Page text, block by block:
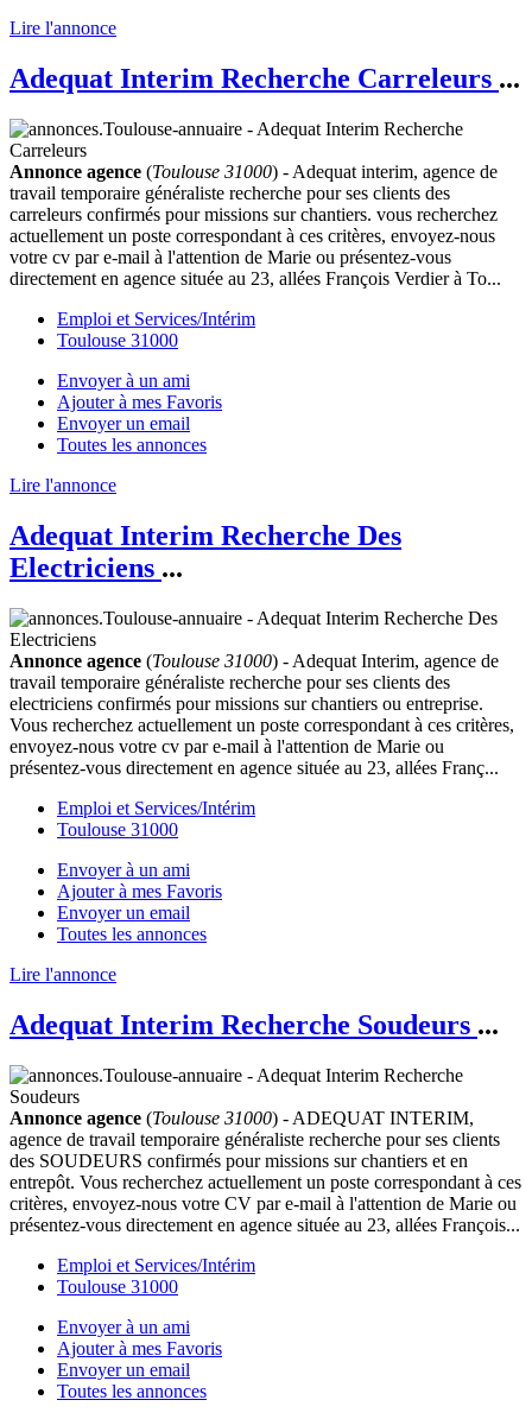
Lire l'annonce
Adequat Interim Recherche Carreleurs ...
Annonce agence (Toulouse 31000) - Adequat interim, agence de
travail temporaire généraliste recherche pour ses clients des
carreleurs confirmés pour missions sur chantiers. vous recherchez
actuellement un poste correspondant à ces critères, envoyez-nous
votre cv par e-mail à l'attention de Marie ou présentez-vous
directement en agence située au 23, allées François Verdier à To...
Emploi et Services/Intérim
Toulouse 31000
Envoyer à un ami
Ajouter à mes Favoris
Envoyer un email
Toutes les annonces
Lire l'annonce
Adequat Interim Recherche Des
Electriciens ...
Annonce agence (Toulouse 31000) - Adequat Interim, agence de
travail temporaire généraliste recherche pour ses clients des
electriciens confirmés pour missions sur chantiers ou entreprise.
Vous recherchez actuellement un poste correspondant à ces critères,
envoyez-nous votre cv par e-mail à l'attention de Marie ou
présentez-vous directement en agence située au 23, allées Franç...
Emploi et Services/Intérim
Toulouse 31000
Envoyer à un ami
Ajouter à mes Favoris
Envoyer un email
Toutes les annonces
Lire l'annonce
Adequat Interim Recherche Soudeurs ...
Annonce agence (Toulouse 31000) - ADEQUAT INTERIM,
agence de travail temporaire généraliste recherche pour ses clients
des SOUDEURS confirmés pour missions sur chantiers et en
entrepôt. Vous recherchez actuellement un poste correspondant à ces
critères, envoyez-nous votre CV par e-mail à l'attention de Marie ou
présentez-vous directement en agence située au 23, allées François...
Emploi et Services/Intérim
Toulouse 31000
Envoyer à un ami
Ajouter à mes Favoris
Envoyer un email
Toutes les annonces